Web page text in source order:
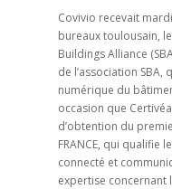
Covivio recevait
bureaux toulousain,
Buildings Alliance
de l’association
numérique du
occasion que
d’obtention du
FRANCE, qui qualifie
connecté et
expertise concernant